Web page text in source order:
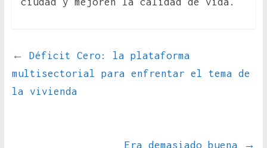
←
Déficit Cero: la plataforma
multisectorial para enfrentar el tema de
la vivienda
Era demasiado buena →